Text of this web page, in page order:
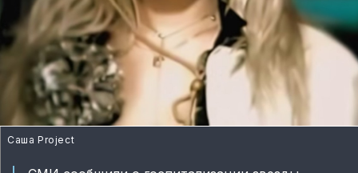
Саша Project